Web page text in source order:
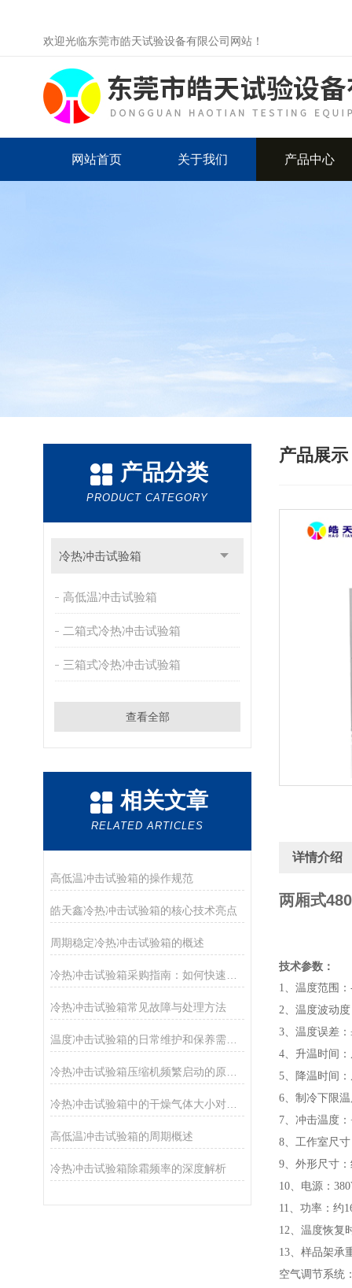
欢迎光临东莞市皓天试验设备有限公司网站！
网站首页 关于我们 产品中心
产品分类
PRODUCT CATEGORY
冷热冲击试验箱
高低温冲击试验箱
二箱式冷热冲击试验箱
三箱式冷热冲击试验箱
查看全部
相关文章
RELATED ARTICLES
高低温冲击试验箱的操作规范
皓天鑫冷热冲击试验箱的核心技术亮点
周期稳定冷热冲击试验箱的概述
冷热冲击试验箱常见故障与处理方法
冷热冲击试验箱压缩机频繁启动的原因、不良影响及应对策略
冷热冲击试验箱中的干燥气体大小对结霜有什么影响？
高低温冲击试验箱的周期概述
冷热冲击试验箱除霜频率的深度解析
产品展示
详情介绍
两厢式
技术参数：
1、温度范围
2、温度波动
3、温度误差
4、升温时间
5、降温时间
6、制冷下限
7、冲击温度
8、工作室尺
9、外形尺寸
10、电源：
11、功率：约
12、温度恢复
13、样品架承
空气调节系统